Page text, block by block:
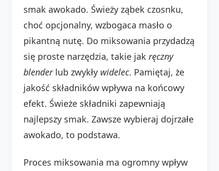
smak awokado. Świeży ząbek czosnku,
choć opcjonalny, wzbogaca masło o
pikantną nutę. Do miksowania przydadzą
się proste narzędzia, takie jak ręczny
blenderlub zwykły widelec. Pamiętaj, że
jakość składników wpływa na końcowy
efekt. Świeże składniki zapewniają
najlepszy smak. Zawsze wybieraj dojrzałe
awokado, to podstawa.
Proces miksowania ma ogromny wpływ